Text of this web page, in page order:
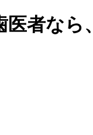
者なら、